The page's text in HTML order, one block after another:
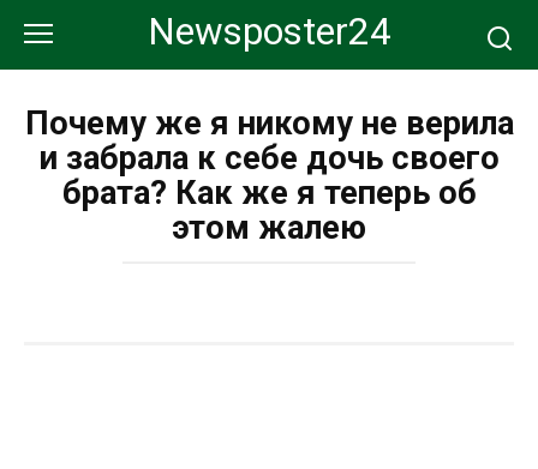
контенту
Newsposter24
Почему же я никому не верила
и забрала к себе дочь своего
брата? Как же я теперь об
этом жалею